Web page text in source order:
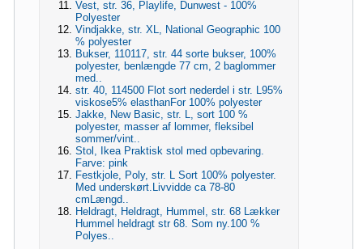
Vest, str. 36, Playlife, Dunwest - 100%
Polyester
Vindjakke, str. XL, National Geographic 100
% polyester
Bukser, 110117, str. 44 sorte bukser, 100%
polyester, benlængde 77 cm, 2 baglommer
med..
str. 40, 114500 Flot sort nederdel i str. L95%
viskose5% elasthanFor 100% polyester
Jakke, New Basic, str. L, sort 100 %
polyester, masser af lommer, fleksibel
sommer/vint..
Stol, Ikea Praktisk stol med opbevaring.
Farve: pink
Festkjole, Poly, str. L Sort 100% polyester.
Med underskørt.Livvidde ca 78-80
cmLængd..
Heldragt, Heldragt, Hummel, str. 68 Lækker
Hummel heldragt str 68. Som ny.100 %
Polyes..